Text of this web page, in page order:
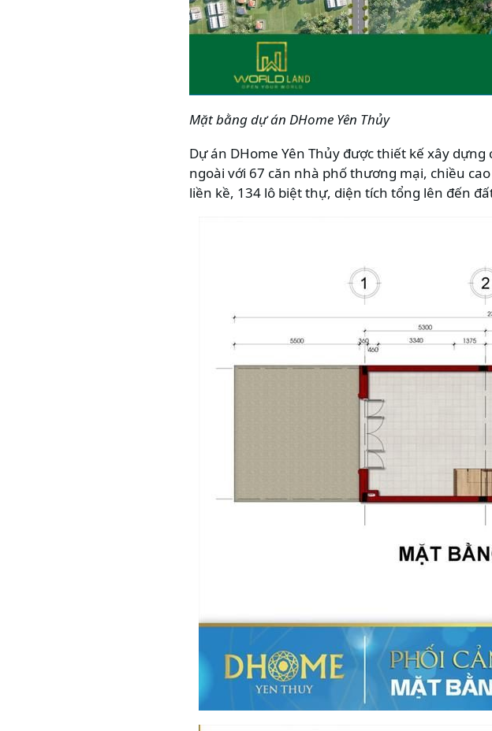
Mặt bằng dự án DHome Yên Thủy
Dự án DHome Yên Thủy được thiết kế xây
ngoài với 67 căn nhà phố thương mại, chiều
liền kề, 134 lô biệt thự, diện tích tổng lên đến